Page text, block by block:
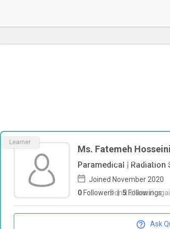
Learner
Ms. Fatemeh Hosseini
Paramedical | Radiation
Joined November 2020
0 Followers | 5 Followings
Ask
To start direct
Hosseini
Click
Don`t show it